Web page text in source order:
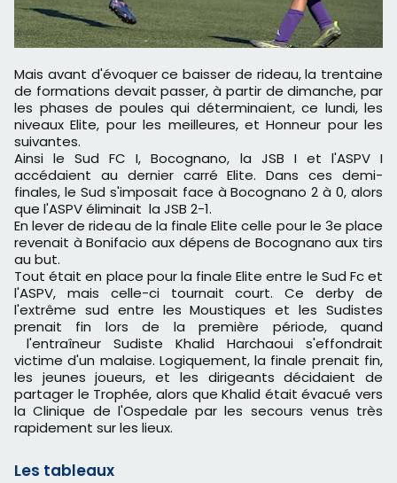
Mais avant d'évoquer ce baisser de rideau, la trentaine
de formations devait passer, à partir de dimanche, par
les phases de poules qui déterminaient, ce lundi, les
niveaux Elite, pour les meilleures, et Honneur pour les
suivantes.
Ainsi le Sud FC I, Bocognano, la JSB I et l'ASPV I
accédaient au dernier carré Elite. Dans ces demi-
finales, le Sud s'imposait face à Bocognano 2 à 0, alors
que l'ASPV éliminait la JSB 2-1.
En lever de rideau de la finale Elite celle pour le 3e place
revenait à Bonifacio aux dépens de Bocognano aux tirs
au but.
Tout était en place pour la finale Elite entre le Sud Fc et
l'ASPV, mais celle-ci tournait court. Ce derby de
l'extrême sud entre les Moustiques et les Sudistes
prenait fin lors de la première période, quand
l'entraîneur Sudiste Khalid Harchaoui s'effondrait
victime d'un malaise. Logiquement, la finale prenait fin,
les jeunes joueurs, et les dirigeants décidaient de
partager le Trophée, alors que Khalid était évacué vers
la Clinique de l'Ospedale par les secours venus très
rapidement sur les lieux.
Les tableaux